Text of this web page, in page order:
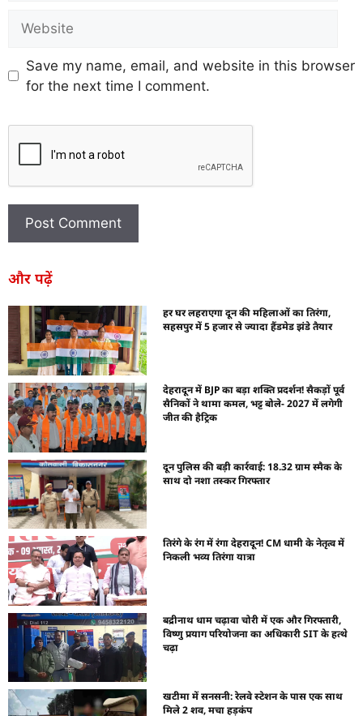
Save my name, email, and website in this browser
for the next time I comment.
और पढ़ें
हर घर लहराएगा दून की महिलाओं का तिरंगा,
सहसपुर में 5 हजार से ज्यादा हैंडमेड झंडे तैयार
देहरादून में BJP का बड़ा शक्ति प्रदर्शन! सैकड़ों पूर्व
सैनिकों ने थामा कमल, भट्ट बोले- 2027 में लगेगी
जीत की हैट्रिक
दून पुलिस की बड़ी कार्रवाई: 18.32 ग्राम स्मैक के
साथ दो नशा तस्कर गिरफ्तार
तिरंगे के रंग में रंगा देहरादून! CM धामी के नेतृत्व में
निकली भव्य तिरंगा यात्रा
बद्रीनाथ धाम चढ़ावा चोरी में एक और गिरफ्तारी,
विष्णु प्रयाग परियोजना का अधिकारी SIT के हत्थे
चढ़ा
खटीमा में सनसनी: रेलवे स्टेशन के पास एक साथ
मिले 2 शव, मचा हड़कंप